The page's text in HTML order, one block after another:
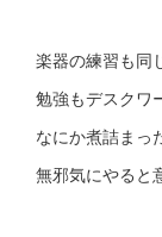
楽器の練習も同
勉強もデスクワ
なにか煮詰まっ
無邪気にやると